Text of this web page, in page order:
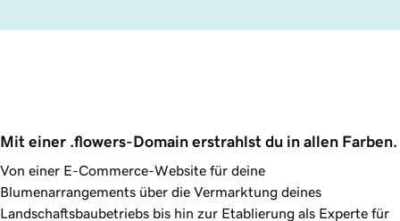
Mit einer .flowers-Domain erstrahlst du in allen Farben.
Von einer E-Commerce-Website für deine
Blumenarrangements über die Vermarktung deines
Landschaftsbaubetriebs bis hin zur Etablierung als Experte für